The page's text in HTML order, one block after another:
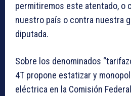
permitiremos este atentado, o
nuestro país o contra nuestra
diputada.
Sobre los denominados
4T propone estatizar y
eléctrica en la Comisión